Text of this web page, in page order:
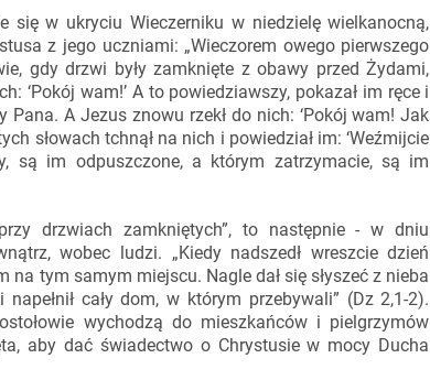
się w ukryciu Wieczerniku w niedzielę wielkanocną,
z jego uczniami: „Wieczorem owego pierwszego
gdy drzwi były zamknięte z obawy przed Żydami,
‘Pokój wam!’ A to powiedziawszy, pokazał im ręce i
A Jezus znowu rzekł do nich: ‘Pokój wam! Jak
słowach tchnął na nich i powiedział im: ‘Weźmijcie
są im odpuszczone, a którym zatrzymacie, są im
drzwiach zamkniętych”, to następnie - w dniu
wobec ludzi. „Kiedy nadszedł wreszcie dzień
tym samym miejscu. Nagle dał się słyszeć z nieba
cały dom, w którym przebywali” (Dz 2,1-2).
wychodzą do mieszkańców i pielgrzymów
aby dać świadectwo o Chrystusie w mocy Ducha